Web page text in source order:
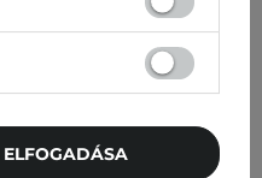
5 590,00 Ft
KOSÁRBA
ELFOGADÁSA